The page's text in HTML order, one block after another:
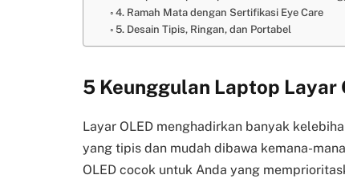
4. Ramah Mata dengan Sertifikasi Eye Care
5. Desain Tipis, Ringan, dan Portabel
5 Keunggulan Laptop Layar
Layar OLED menghadirkan banyak
yang tipis dan mudah dibawa kemana-
OLED cocok untuk Anda yang